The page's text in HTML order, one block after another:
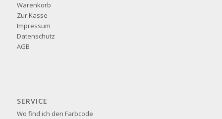
Warenkorb
Zur Kasse
Impressum
Datenschutz
AGB
SERVICE
Wo find ich den Farbcode